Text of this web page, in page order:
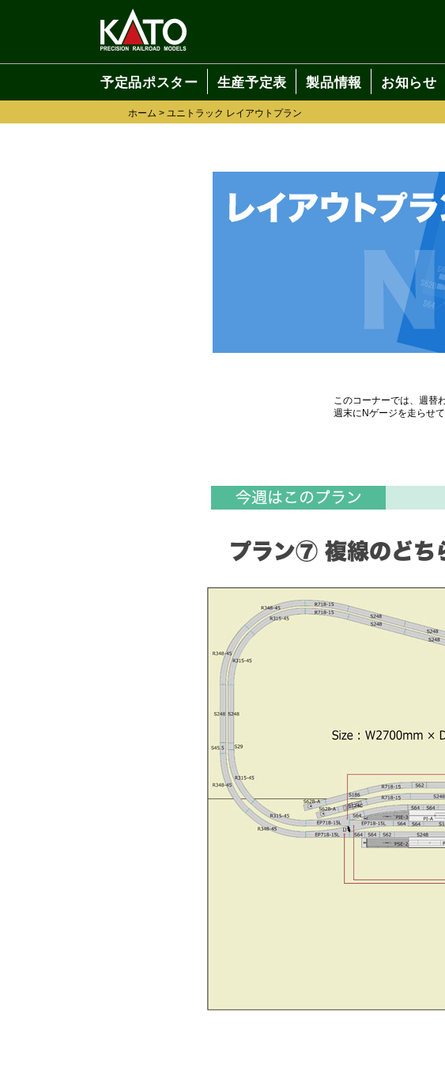
予定品ポスター 生産予定表 製品情報 お知らせ
ホーム > ユニトラック レイアウトプラン
このコーナーでは、週替
週末にNゲージを走らせて